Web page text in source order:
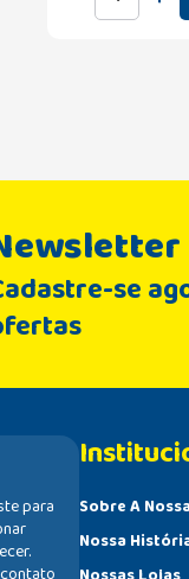
se
para
Sobre A
Nossa